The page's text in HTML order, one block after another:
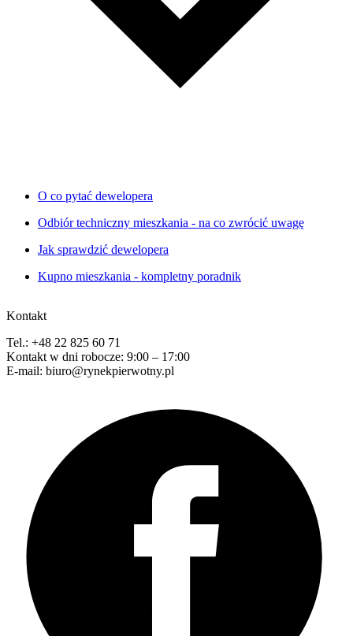
O co pytać dewelopera
Odbiór techniczny mieszkania - na co zwrócić uwagę
Jak sprawdzić dewelopera
Kupno mieszkania - kompletny poradnik
Kontakt
Tel.: +48 22 825 60 71
Kontakt w dni robocze: 9:00 – 17:00
E-mail: biuro@rynekpierwotny.pl